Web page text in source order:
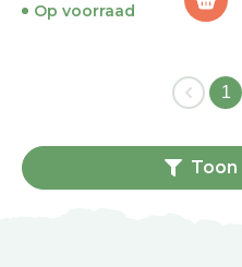
Op voorraad
1